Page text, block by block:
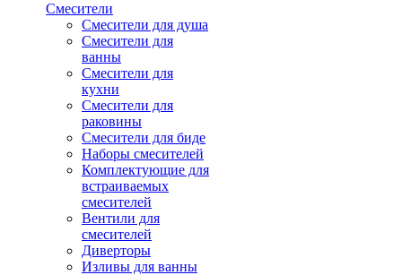
Смесители
Смесители для душа
Смесители для
ванны
Смесители для
кухни
Смесители для
раковины
Смесители для биде
Наборы смесителей
Комплектующие для
встраиваемых
смесителей
Вентили для
смесителей
Диверторы
Изливы для ванны